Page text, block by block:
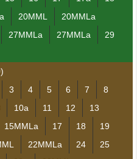
20MML
20MMLa
27MMLa 27MMLa
29
3 4 5 6 7
8
10a 11 12
13
15MMLa 17 18
19
22MMLa 24
25